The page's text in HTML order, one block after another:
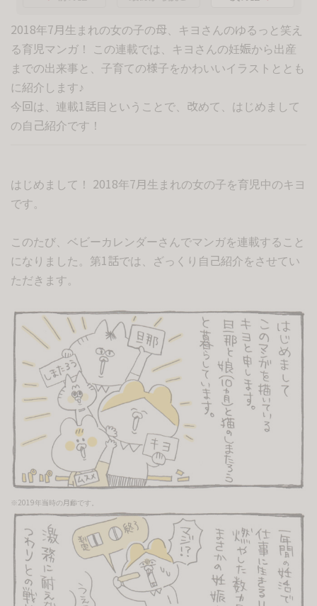
2018年7月生まれの女の子の母、キヨさんのゆるっと笑え
る育児マンガ！ この連載では、キヨさんの妊娠から出産
までの出来事と、子育ての様子をかわいいイラストととも
に紹介します♪
今回は、連載1話目ということで、改めて、はじめまして
の自己紹介です！
はじめまして！ 2018年7月生まれの女の子を育児中のキヨ
です。
このたび、ベビーカレンダーさんでマンガを連載すること
になりました。第1話では、ざっくり自己紹介をさせてい
ただきます。
※2019年当時の月齢です。